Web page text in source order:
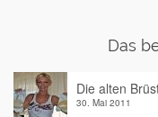
Das
Die alten
30. Mai 2011